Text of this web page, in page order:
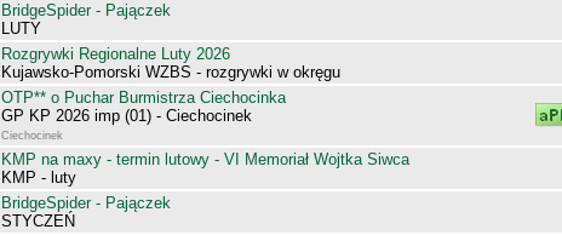
BridgeSpider - Pajączek
LUTY
Rozgrywki Regionalne Luty 2026
Kujawsko-Pomorski WZBS - rozgrywki w okręgu
OTP** o Puchar Burmistrza Ciechocinka
GP KP 2026 imp (01) - Ciechocinek
Ciechocinek
KMP na maxy - termin lutowy - VI Memoriał Wojtka Siwca
KMP - luty
BridgeSpider - Pajączek
STYCZEŃ